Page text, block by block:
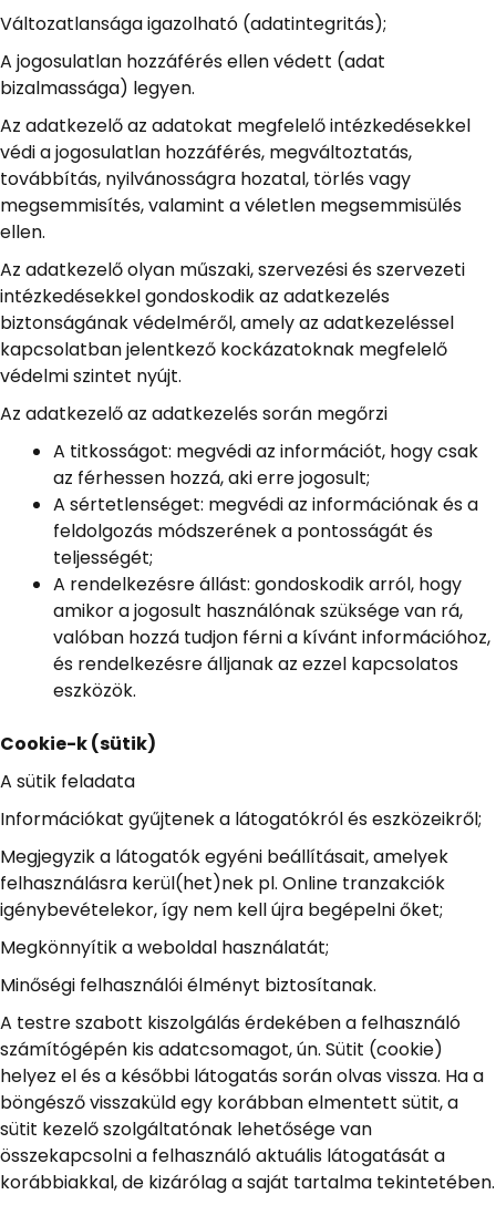
Változatlansága igazolható (adatintegritás);
A jogosulatlan hozzáférés ellen védett (adat
bizalmassága) legyen.
Az adatkezelő az adatokat megfelelő intézkedésekkel
védi a jogosulatlan hozzáférés, megváltoztatás,
továbbítás, nyilvánosságra hozatal, törlés vagy
megsemmisítés, valamint a véletlen megsemmisülés
ellen.
Az adatkezelő olyan műszaki, szervezési és szervezeti
intézkedésekkel gondoskodik az adatkezelés
biztonságának védelméről, amely az adatkezeléssel
kapcsolatban jelentkező kockázatoknak megfelelő
védelmi szintet nyújt.
Az adatkezelő az adatkezelés során megőrzi
A titkosságot: megvédi az információt, hogy csak
az férhessen hozzá, aki erre jogosult;
A sértetlenséget: megvédi az információnak és a
feldolgozás módszerének a pontosságát és
teljességét;
A rendelkezésre állást: gondoskodik arról, hogy
amikor a jogosult használónak szüksége van rá,
valóban hozzá tudjon férni a kívánt információhoz,
és rendelkezésre álljanak az ezzel kapcsolatos
eszközök.
Cookie-k (sütik)
A sütik feladata
Információkat gyűjtenek a látogatókról és eszközeikről;
Megjegyzik a látogatók egyéni beállításait, amelyek
felhasználásra kerül(het)nek pl. Online tranzakciók
igénybevételekor, így nem kell újra begépelni őket;
Megkönnyítik a weboldal használatát;
Minőségi felhasználói élményt biztosítanak.
A testre szabott kiszolgálás érdekében a felhasználó
számítógépén kis adatcsomagot, ún. Sütit (cookie)
helyez el és a későbbi látogatás során olvas vissza. Ha a
böngésző visszaküld egy korábban elmentett sütit, a
sütit kezelő szolgáltatónak lehetősége van
összekapcsolni a felhasználó aktuális látogatását a
korábbiakkal, de kizárólag a saját tartalma tekintetében.